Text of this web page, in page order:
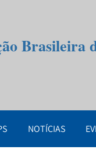
Brasileira
NOTÍCIAS